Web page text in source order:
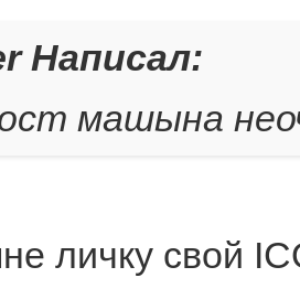
Написал:
машына
личку свой